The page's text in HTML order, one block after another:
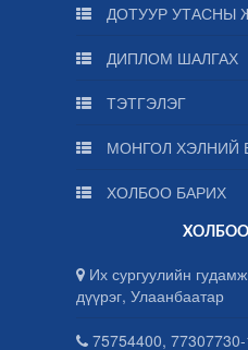
ДОТУУР УТАСНЫ
ДИПЛОМ ШАЛГАХ
ТЭТГЭЛЭГ
МОНГОЛ ХЭЛНИЙ
ХОЛБОО БАРИХ
Их сургуулийн
дүүрэг, Улаанбаатар
75754400,